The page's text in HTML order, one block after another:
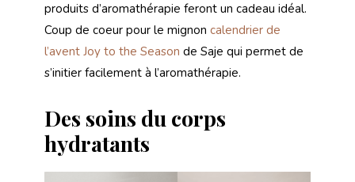
produits d’aromathérapie feront un cadeau idéal.
Coup de coeur pour le mignon calendrier de
l’avent Joy to the Season de Saje qui permet de
s’initier facilement à l’aromathérapie.
Des soins du corps
hydratants